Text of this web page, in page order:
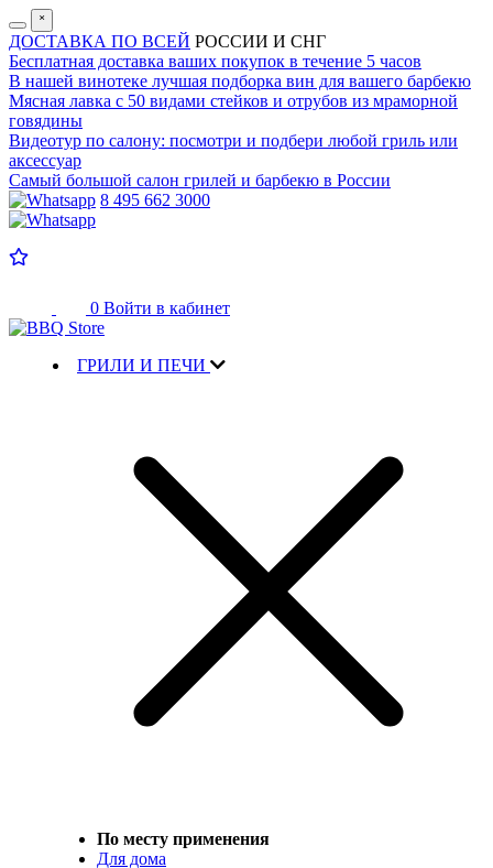
˟
ДОСТАВКА ПО ВСЕЙ РОССИИ И СНГ
Бесплатная доставка ваших покупок в течение 5 часов
В нашей винотеке лучшая подборка вин для вашего барбекю
Мясная лавка с 50 видами стейков и отрубов из мраморной
говядины
Видеотур по салону: посмотри и подбери любой гриль или
аксессуар
Самый большой салон грилей и барбекю в России
8 495 662 3000
0 Войти в кабинет
ГРИЛИ И ПЕЧИ
По месту применения
Для дома